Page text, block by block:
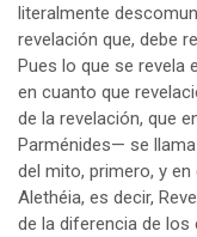
literalmente
revelación que, debe
Pues lo que se revela
en cuanto que
de la revelación, que
Parménides— se
del mito, primero, y
Alethéia, es decir,
de la diferencia de